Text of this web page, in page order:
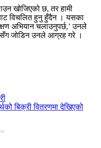
खोजिएको छ, तर हामी
विचलित हुनु हुँदैन । यसका
अभियान चलाउनुपर्छ,’ उनले
जोडिन उनले आग्रह गरे ।
बिक्री वितरणमा देखिएको